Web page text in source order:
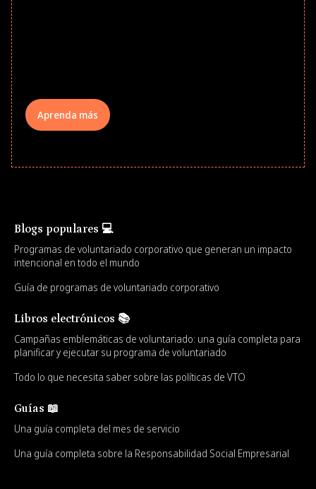
Aprenda más
Blogs populares 💻
Programas de voluntariado corporativo que generan un impacto
intencional en todo el mundo
Guía de programas de voluntariado corporativo
Libros electrónicos 📚
Campañas emblemáticas de voluntariado: una guía completa para
planificar y ejecutar su programa de voluntariado
Todo lo que necesita saber sobre las políticas de VTO
Guías 📖
Una guía completa del mes de servicio
Una guía completa sobre la Responsabilidad Social Empresarial